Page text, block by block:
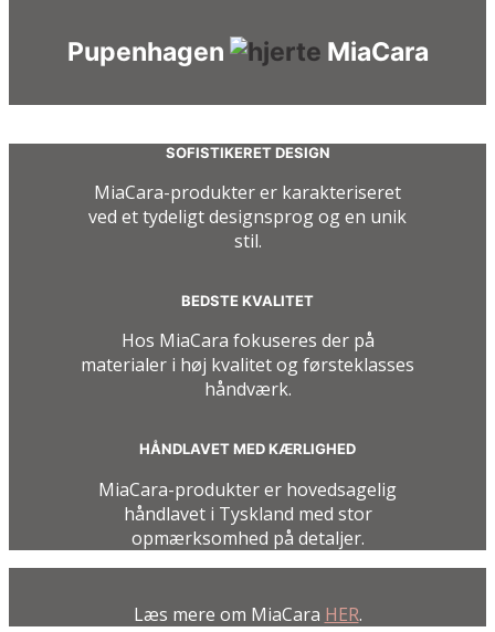
Pupenhagen MiaCara
SOFISTIKERET DESIGN
MiaCara-produkter er karakteriseret
ved et tydeligt designsprog og en unik
stil.
BEDSTE KVALITET
Hos MiaCara fokuseres der på
materialer i høj kvalitet og førsteklasses
håndværk.
HÅNDLAVET MED KÆRLIGHED
MiaCara-produkter er hovedsagelig
håndlavet i Tyskland med stor
opmærksomhed på detaljer.
Læs mere om MiaCara HER.